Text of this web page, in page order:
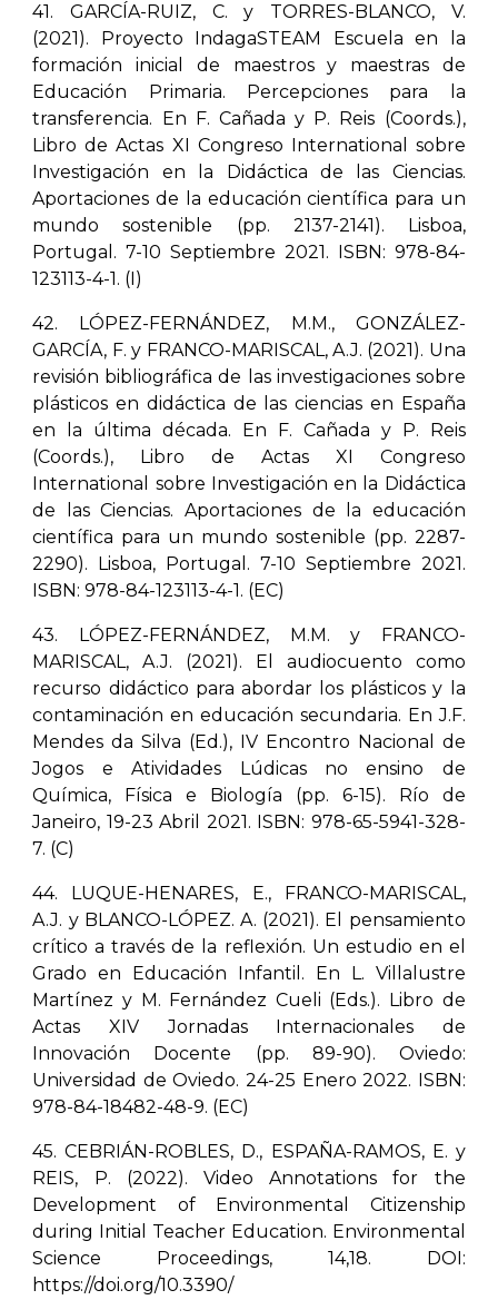
41. GARCÍA-RUIZ, C. y TORRES-BLANCO, V.
(2021). Proyecto IndagaSTEAM Escuela en la
formación inicial de maestros y maestras de
Educación Primaria. Percepciones para la
transferencia. En F. Cañada y P. Reis (Coords.),
Libro de Actas XI Congreso International sobre
Investigación en la Didáctica de las Ciencias.
Aportaciones de la educación científica para un
mundo sostenible (pp. 2137-2141). Lisboa,
Portugal. 7-10 Septiembre 2021. ISBN: 978-84-
123113-4-1. (I)
42. LÓPEZ-FERNÁNDEZ, M.M., GONZÁLEZ-
GARCÍA, F. y FRANCO-MARISCAL, A.J. (2021). Una
revisión bibliográfica de las investigaciones sobre
plásticos en didáctica de las ciencias en España
en la última década. En F. Cañada y P. Reis
(Coords.), Libro de Actas XI Congreso
International sobre Investigación en la Didáctica
de las Ciencias. Aportaciones de la educación
científica para un mundo sostenible (pp. 2287-
2290). Lisboa, Portugal. 7-10 Septiembre 2021.
ISBN: 978-84-123113-4-1. (EC)
43. LÓPEZ-FERNÁNDEZ, M.M. y FRANCO-
MARISCAL, A.J. (2021). El audiocuento como
recurso didáctico para abordar los plásticos y la
contaminación en educación secundaria. En J.F.
Mendes da Silva (Ed.), IV Encontro Nacional de
Jogos e Atividades Lúdicas no ensino de
Química, Física e Biología (pp. 6-15). Río de
Janeiro, 19-23 Abril 2021. ISBN: 978-65-5941-328-
7. (C)
44. LUQUE-HENARES, E., FRANCO-MARISCAL,
A.J. y BLANCO-LÓPEZ. A. (2021). El pensamiento
crítico a través de la reflexión. Un estudio en el
Grado en Educación Infantil. En L. Villalustre
Martínez y M. Fernández Cueli (Eds.). Libro de
Actas XIV Jornadas Internacionales de
Innovación Docente (pp. 89-90). Oviedo:
Universidad de Oviedo. 24-25 Enero 2022. ISBN:
978-84-18482-48-9. (EC)
45. CEBRIÁN-ROBLES, D., ESPAÑA-RAMOS, E. y
REIS, P. (2022). Video Annotations for the
Development of Environmental Citizenship
during Initial Teacher Education. Environmental
Science Proceedings, 14,18. DOI:
https://doi.org/10.3390/